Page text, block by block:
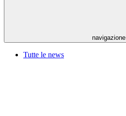
navigazione
Tutte le news